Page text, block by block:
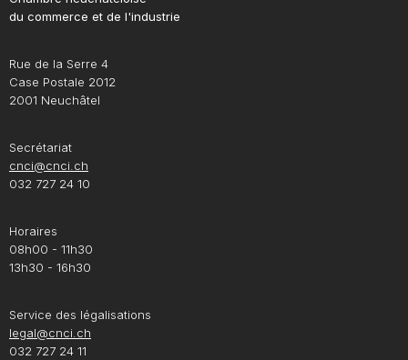
du commerce et de l'industrie
Rue de la Serre 4
Case Postale 2012
2001 Neuchâtel
Secrétariat
cnci@cnci.ch
032 727 24 10
Horaires
08h00 - 11h30
13h30 - 16h30
Service des légalisations
legal@cnci.ch
032 727 24 11